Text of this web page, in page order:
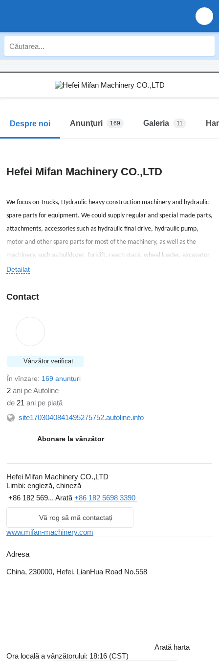
Despre noi Anunţuri 169 Galeria 11
Hefei Mifan Machinery CO.,LTD
We focus on Trucks, Hydraulic heavy construction machinery and hydraulic
spare parts for equipment. We could supply regular and special made parts,
attachments, accessories such as hydraulic final drive, hydraulic pump,
motor and other spare parts for most of the machinery, as well as the
machinery, such as bulldozer, forklift, reach stack, wheel loader, excavator,
dumper truck, transport truck, truck mixer, truck concrete pump, motor
terrain crane, drill machine, road roller, compactor roller, etc. Since 2008,
have office in Africa, Asia, America. Please feel free to contact us any time
for anything in the above field.
Detailat
Contact
Vânzător verificat
În vînzare: 169 anunțuri
2 ani pe Autoline
de 21 ani pe piață
site1703040841495275752.autoline.info
Abonare la vânzător
Hefei Mifan Machinery CO.,LTD
Limbi: engleză, chineză
+86 182 569... Arată+86 182 5698 3390
Vă rog să mă contactați
www.mifan-machinery.com
Adresa
China, 230000, Hefei, LianHua Road No.558
Arată harta
Ora locală a vânzătorului: 18:16 (CST)